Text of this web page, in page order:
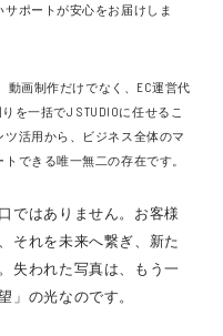
ポートが安心をお届けしま
動画制作だけでなく、EC運営代
を一括でJ STUDIOに任せるこ
活用から、ビジネス全体のマ
できる唯一無二の存在です。
ではありません。お客様
それを未来へ繋ぎ、新た
失われた写真は、もう一
」の光なのです。